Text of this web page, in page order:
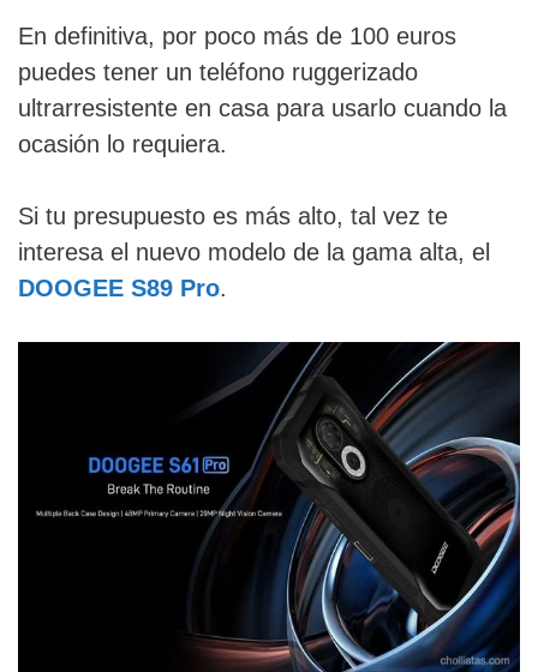
En definitiva, por poco más de 100 euros
puedes tener un teléfono ruggerizado
ultrarresistente en casa para usarlo cuando la
ocasión lo requiera.
Si tu presupuesto es más alto, tal vez te
interesa el nuevo modelo de la gama alta, el
DOOGEE S89 Pro.